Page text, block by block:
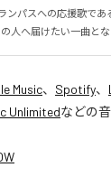
ランパスへの応援歌で
人へ届けたい一曲とな
Music、 Spotify、
Unlimitedなどの